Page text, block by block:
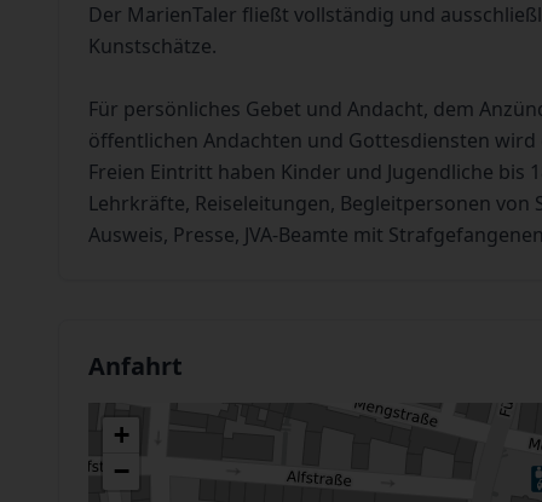
Der MarienTaler fließt vollständig und
Kunstschätze.
Für persönliches Gebet und Andacht, dem
öffentlichen Andachten und Gottesdiensten
Freien Eintritt haben Kinder und Jugendliche bis
Lehrkräfte, Reiseleitungen, Begleitpersonen
Ausweis, Presse, JVA-Beamte mit
Anfahrt
+
−